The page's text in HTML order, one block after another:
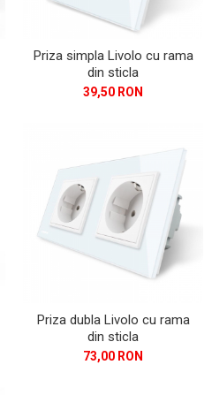
Priza simpla Livolo cu rama
din sticla
39,50 RON
Priza dubla Livolo cu rama
din sticla
73,00 RON